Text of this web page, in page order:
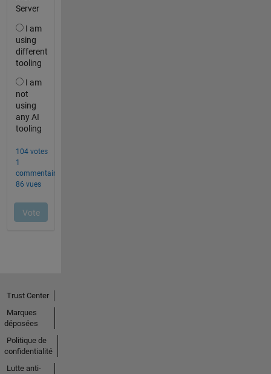
Trust Center
Marques
déposées
Politique de
confidentialité
Lutte anti-